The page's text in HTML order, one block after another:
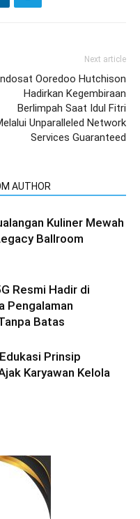
Next article
Ooredoo Hutchison
Hadirkan Kegembiraan
Berlimpah Saat Idul Fitri
Unparalleled Network
Services Guaranteed
AUTHOR
Kuliner Mewah
Ballroom
Resmi Hadir di
Pengalaman
Batas
Prinsip
Karyawan Kelola